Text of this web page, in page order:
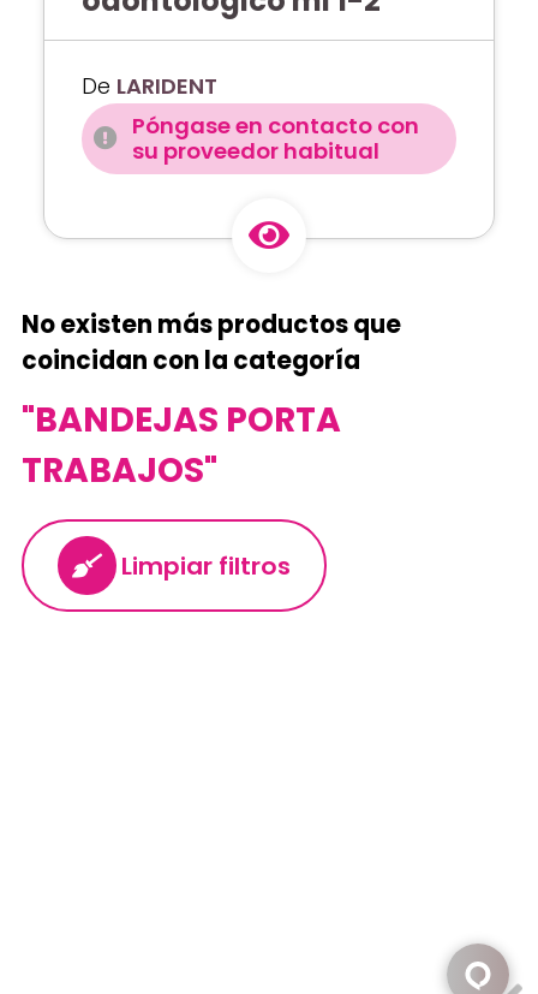
De LARIDENT
Póngase en contacto con
su proveedor habitual
No existen más productos que
coincidan con la categoría
"BANDEJAS PORTA
TRABAJOS"
Limpiar filtros